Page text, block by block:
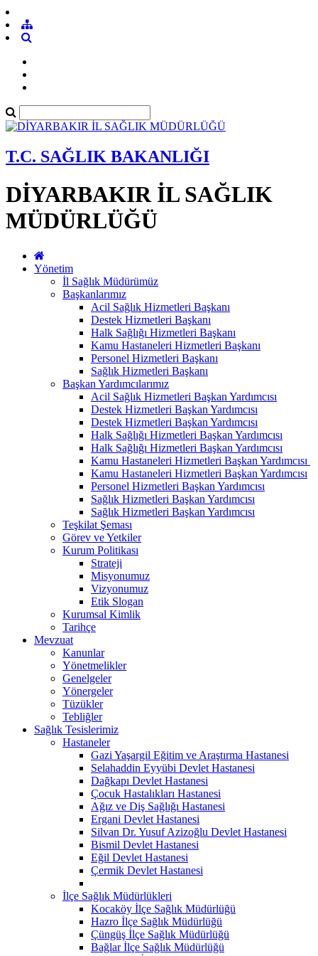
T.C. SAĞLIK BAKANLIĞI
DİYARBAKIR İL SAĞLIK
MÜDÜRLÜĞÜ
Yönetim
İl Sağlık Müdürümüz
Başkanlarımız
Acil Sağlık Hizmetleri Başkanı
Destek Hizmetleri Başkanı
Halk Sağlığı Hizmetleri Başkanı
Kamu Hastaneleri Hizmetleri Başkanı
Personel Hizmetleri Başkanı
Sağlık Hizmetleri Başkanı
Başkan Yardımcılarımız
Acil Sağlık Hizmetleri Başkan Yardımcısı
Destek Hizmetleri Başkan Yardımcısı
Destek Hizmetleri Başkan Yardımcısı
Halk Sağlığı Hizmetleri Başkan Yardımcısı
Halk Sağlığı Hizmetleri Başkan Yardımcısı
Kamu Hastaneleri Hizmetleri Başkan Yardımcısı ​
Kamu Hastaneleri Hizmetleri Başkan Yardımcısı
Personel Hizmetleri Başkan Yardımcısı
Sağlık Hizmetleri Başkan Yardımcısı
Sağlık Hizmetleri Başkan Yardımcısı
Teşkilat Şeması
Görev ve Yetkiler
Kurum Politikası
Strateji
Misyonumuz
Vizyonumuz
Etik Slogan
Kurumsal Kimlik
Tarihçe
Mevzuat
Kanunlar
Yönetmelikler
Genelgeler
Yönergeler
Tüzükler
Tebliğler
Sağlık Tesislerimiz
Hastaneler
Gazi Yaşargil Eğitim ve Araştırma Hastanesi
Selahaddin Eyyübi Devlet Hastanesi
Dağkapı Devlet Hastanesi
Çocuk Hastalıkları Hastanesi
Ağız ve Diş Sağlığı Hastanesi
Ergani Devlet Hastanesi
Silvan Dr. Yusuf Azizoğlu Devlet Hastanesi
Bismil Devlet Hastanesi
Eğil Devlet Hastanesi
Çermik Devlet Hastanesi
İlçe Sağlık Müdürlükleri
Kocaköy İlçe Sağlık Müdürlüğü
Hazro İlçe Sağlık Müdürlüğü
Çüngüş İlçe Sağlık Müdürlüğü
Bağlar İlçe Sağlık Müdürlüğü